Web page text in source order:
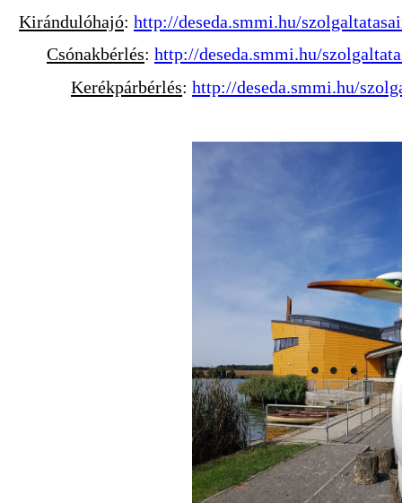
Kirándulóhajó: http://deseda.smmi.hu/
Csónakbérlés: http://deseda.smmi.hu/
Kerékpárbérlés: http://deseda.smmi.hu/